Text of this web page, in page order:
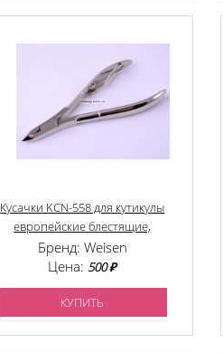
Кусачки KCN-558 для кутикулы
европейские блестящие,
хромированные 8 мм.
Бренд: Weisen
Цена: 500 ₽
КУПИТЬ